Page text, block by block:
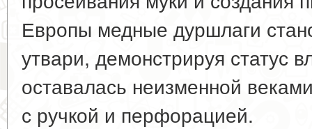
Европы медные дуршлаги
утвари, демонстрируя статус
оставалась неизменной
с ручкой и перфорацией.